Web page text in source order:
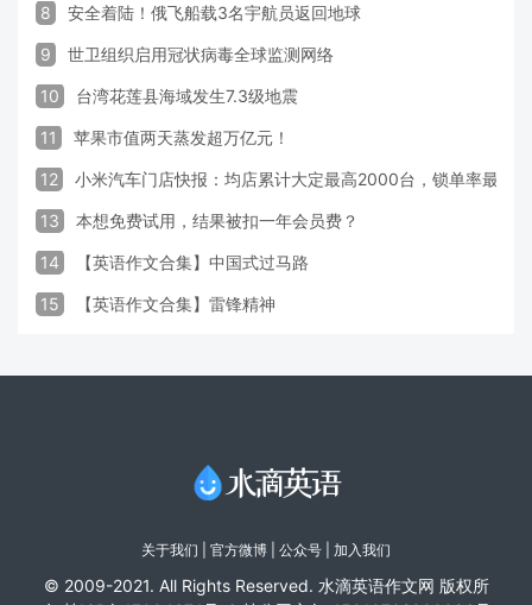
8 安全着陆！俄飞船载3名宇航员返回地球
9 世卫组织启用冠状病毒全球监测网络
10 台湾花莲县海域发生7.3级地震
11 苹果市值两天蒸发超万亿元！
12 小米汽车门店快报：均店累计大定最高2000台，锁单率最高
13 本想免费试用，结果被扣一年会员费？
14 【英语作文合集】中国式过马路
15 【英语作文合集】雷锋精神
关于我们 官方微博 | 公众号 | 加入我们
© 2009-2021. All Rights Reserved. 水滴英语作文网 版权所